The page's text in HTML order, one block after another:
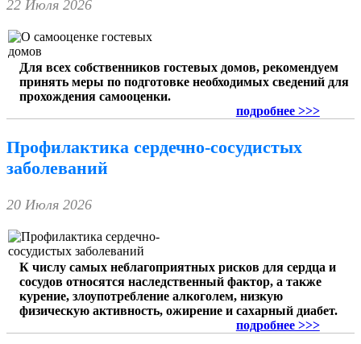
22 Июля 2026
Для всех собственников гостевых домов, рекомендуем
принять меры по подготовке необходимых сведений для
прохождения самооценки.
подробнее >>>
Профилактика сердечно-сосудистых
заболеваний
20 Июля 2026
К числу самых неблагоприятных рисков для сердца и
сосудов относятся наследственный фактор, а также
курение, злоупотребление алкоголем, низкую
физическую активность, ожирение и сахарный диабет.
подробнее >>>